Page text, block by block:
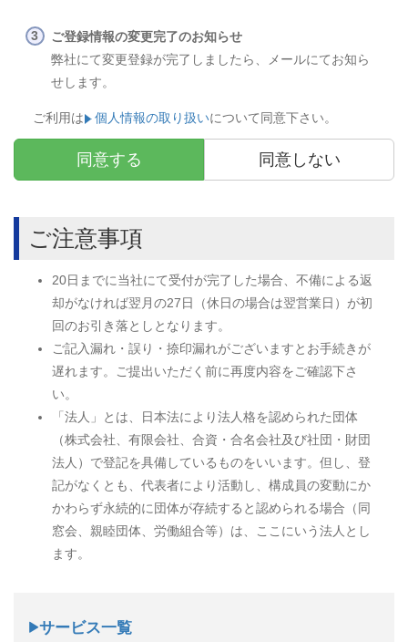
ご登録情報の変更完了のお知らせ
弊社にて変更登録が完了しましたら、メールにてお知ら
せします。
ご利用は 個人情報の取り扱いについて同意下さい。
同意する 同意しない
ご注意事項
20日までに当社にて受付が完了した場合、不備による返
却がなければ翌月の27日（休日の場合は翌営業日）が初
回のお引き落としとなります。
ご記入漏れ・誤り・捺印漏れがございますとお手続きが
遅れます。ご提出いただく前に再度内容をご確認下さ
い。
「法人」とは、日本法により法人格を認められた団体
（株式会社、有限会社、合資・合名会社及び社団・財団
法人）で登記を具備しているものをいいます。但し、登
記がなくとも、代表者により活動し、構成員の変動にか
かわらず永続的に団体が存続すると認められる場合（同
窓会、親睦団体、労働組合等）は、ここにいう法人とし
ます。
サービス一覧